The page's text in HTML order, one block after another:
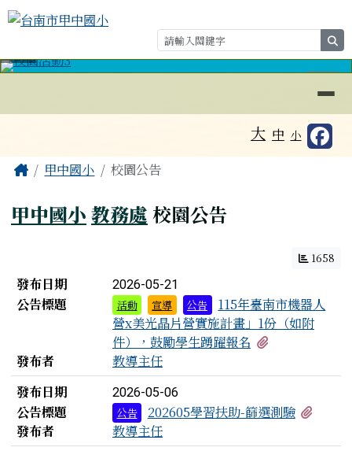
跳至主內容區
台南市甲中國小
⏸
大 中 小
主內容區域
Home甲中國小 校園公告
甲中國小 教務處 校園公告
1658
新聞列表
發布日期 2026-05-21
公告標題 活動 宣導 公告
115年臺南市機器人
營x美光晶片營實施計畫」1份（如附
件），鼓勵學生踴躍報名
發布者
教導主任
發布日期
2026-05-06
公告標題 公告 202605學習扶助-篩選測驗
發布者
教導主任
頁尾區域